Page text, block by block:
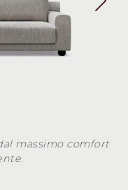
massimo comfort